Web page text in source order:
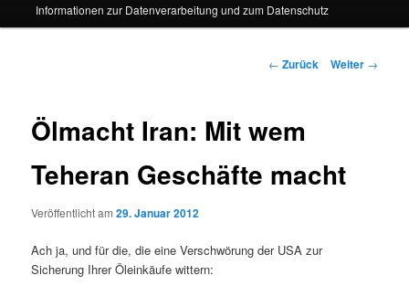
Informationen zur Datenverarbeitung und zum Datenschutz
Beitragsnavigation
← Zurück Weiter →
Ölmacht Iran: Mit wem
Teheran Geschäfte macht
Veröffentlicht am29. Januar 2012
Ach ja, und für die, die eine Verschwörung der USA zur
Sicherung Ihrer Öleinkäufe wittern: